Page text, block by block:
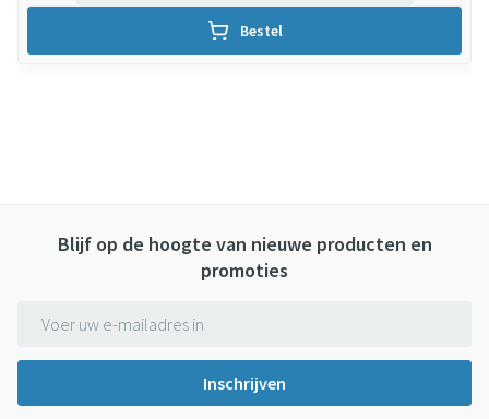
Bestel
Blijf op de hoogte van nieuwe producten en
promoties
Inschrijven